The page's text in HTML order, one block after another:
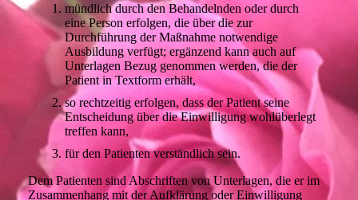
mündlich durch den Behandelnden oder durch
eine Person erfolgen, die über die zur
Durchführung der Maßnahme notwendige
Ausbildung verfügt; ergänzend kann auch auf
Unterlagen Bezug genommen werden, die der
Patient in Textform erhält,
so rechtzeitig erfolgen, dass der Patient seine
Entscheidung über die Einwilligung wohlüberlegt
treffen kann,
für den Patienten verständlich sein.
Dem Patienten sind Abschriften von Unterlagen, die er im
Zusammenhang mit der Aufklärung oder Einwilligung